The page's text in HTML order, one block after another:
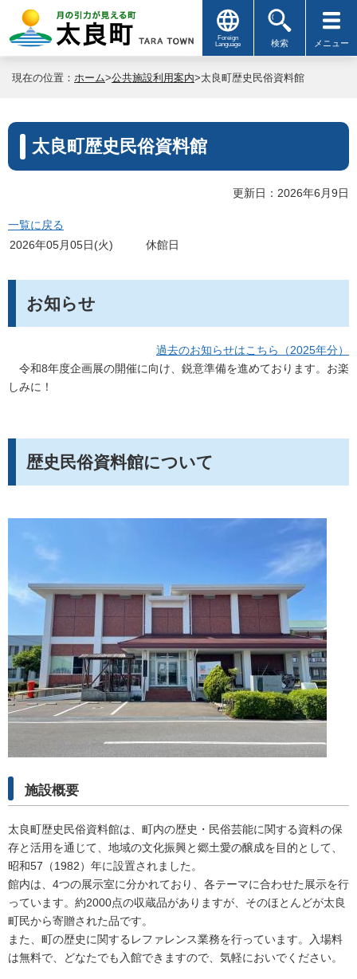
Foreign
Language
検索 メニュー
現在の位置： ホーム>公共施設利用案内>太良町歴史民俗資料館
太良町歴史民俗資料館
更新日：2026年6月9日
一覧に戻る
2026年05月05日(火)
休館日
お知らせ
過去のお知らせはこちら（2025年分）
令和8年度企画展の開催に向け、鋭意準備を進めております。お楽
しみに！
歴史民俗資料館について
施設概要
太良町歴史民俗資料館は、町内の歴史・民俗芸能に関する資料の保
存と活用を通じて、地域の文化振興と郷土愛の醸成を目的として、
昭和57（1982）年に設置されました。
館内は、4つの展示室に分かれており、各テーマに合わせた展示を行
っています。約2000点の収蔵品がありますが、そのほとんどが太良
町民から寄贈された品です。
また、町の歴史に関するレファレンス業務を行っています。入場料
は無料で、どなたでも入館できますので、気軽においでください。